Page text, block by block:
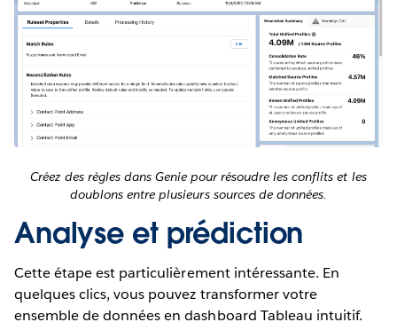
Créez des règles dans Genie pour résoudre les conflits et les
doublons entre plusieurs sources de données.
Analyse et prédiction
Cette étape est particulièrement intéressante. En
quelques clics, vous pouvez transformer votre
ensemble de données en dashboard Tableau intuitif.